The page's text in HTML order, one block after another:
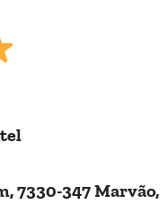
7330-347 Marvão,